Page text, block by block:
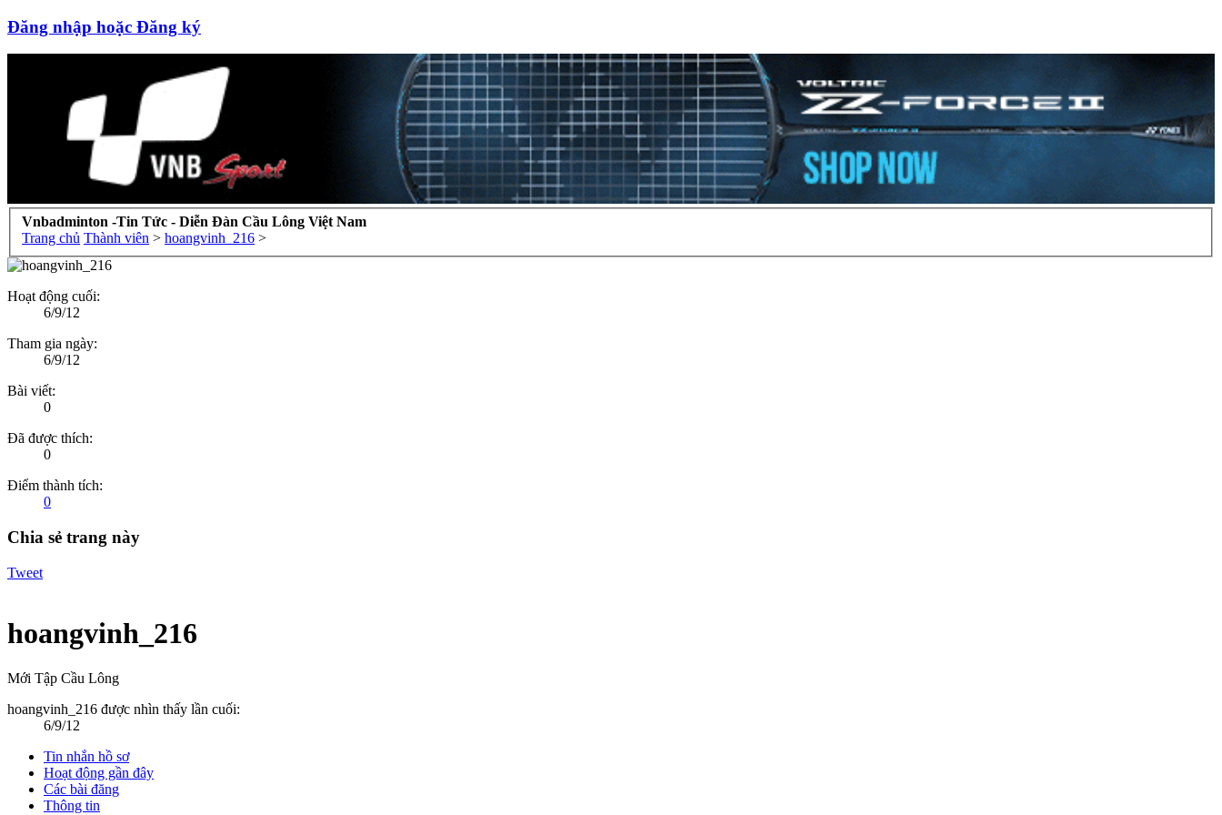
Đăng nhập hoặc Đăng ký
Vnbadminton -Tin Tức - Diễn Đàn Cầu Lông Việt Nam
Trang chủ Thành viên > hoangvinh_216 >
Hoạt động cuối:
6/9/12
Tham gia ngày:
6/9/12
Bài viết:
0
Đã được thích:
0
Điểm thành tích:
0
Chia sẻ trang này
Tweet
hoangvinh_216
Mới Tập Cầu Lông
hoangvinh_216 được nhìn thấy lần cuối:
6/9/12
Tin nhắn hồ sơ
Hoạt động gần đây
Các bài đăng
Thông tin